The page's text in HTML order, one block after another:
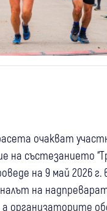
очакват
на състезанието
на 9 май 2026 г.
на
а организаторите